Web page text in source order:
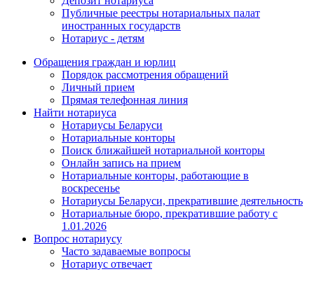
Публичные реестры нотариальных палат
иностранных государств
Нотариус - детям
Обращения граждан и юрлиц
Порядок рассмотрения обращений
Личный прием
Прямая телефонная линия
Найти нотариуса
Нотариусы Беларуси
Нотариальные конторы
Поиск ближайшей нотариальной конторы
Онлайн запись на прием
Нотариальные конторы, работающие в
воскресенье
Нотариусы Беларуси, прекратившие деятельность
Нотариальные бюро, прекратившие работу с
1.01.2026
Вопрос нотариусу
Часто задаваемые вопросы
Нотариус отвечает